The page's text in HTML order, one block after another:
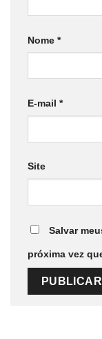
Nome *
E-mail *
Site
Salvar
próxima vez